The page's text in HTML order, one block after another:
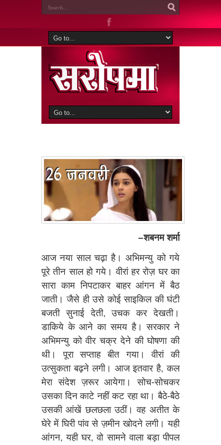
–शबनम शर्मा
आज नया साल चढ़ा है। अभिमन्यु को गये
पूरे तीन साल हो गये। वीरां हर रोज़ घर का
सारा काम निपटाकर बाहर आंगन में बैठ
जाती। जैसे ही उसे कोई साइकिल की घंटी
बजती सुनाई देती, उचक कर देखती।
डाकिये के आने का समय है। सरकार ने
अभिमन्यु को वीर चक्र देने की घोषणा की
थी। पूरा सप्ताह बीत गया। वीरां की
उत्सुकता बढ़ने लगी। आज इतवार है, कल
मेरा संदेश ज़रूर आयेगा। सोच-सोचकर
उसका दिन काटे नहीं कट रहा था। बैठे-बैठे
उसकी आंखें छलछला उठीं। वह अतीत के
घेरे में घिरी पांव से ज़मीन खोदने लगी। यही
आंगन, यही घर, वो सामने वाला बड़ा पीपल